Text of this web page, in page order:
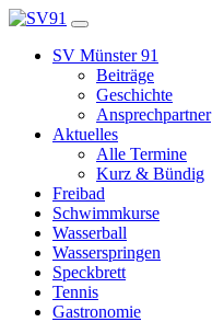
SV Münster 91
Beiträge
Geschichte
Ansprechpartner
Aktuelles
Alle Termine
Kurz & Bündig
Freibad
Schwimmkurse
Wasserball
Wasserspringen
Speckbrett
Tennis
Gastronomie